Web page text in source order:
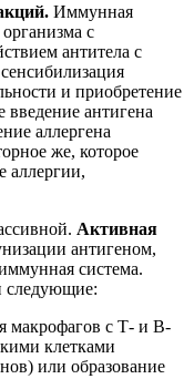
Иммунная
с
антитела с
и приобретение
введение антигена
аллергена
же, которое
аллергии,
Активная
антигеном,
система.
следующие:
макрофагов с Т- и В-
клетками
или образование